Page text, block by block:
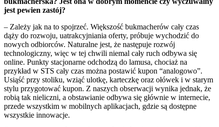
jest pewien zastój?
– Zależy jak na to spojrzeć. Większość bukmacherów cały czas
dąży do rozwoju, uatrakcyjniania oferty, próbuje wychodzić do
nowych odbiorców. Naturalne jest, że następuje rozwój
technologiczny, więc w tej chwili niemal cały ruch odbywa się
online. Punkty stacjonarne odchodzą do lamusa, chociaż na
przykład w STS cały czas można postawić kupon “analogowo”.
Usiąść przy stoliku, wziąć ulotkę, karteczkę oraz ołówek i w starym
stylu przygotować kupon. Z naszych obserwacji wynika jednak, że
robią tak nieliczni, a obstawianie odbywa się głównie w internecie,
przede wszystkim w mobilnych aplikacjach, gdzie są dostępne
wszystkie innowacje.